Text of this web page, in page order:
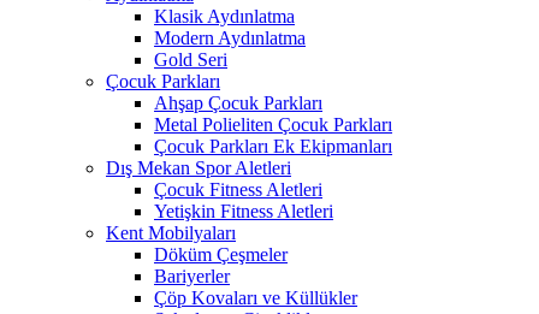
Klasik Aydınlatma
Modern Aydınlatma
Gold Seri
Çocuk Parkları
Ahşap Çocuk Parkları
Metal Polieliten Çocuk Parkları
Çocuk Parkları Ek Ekipmanları
Dış Mekan Spor Aletleri
Çocuk Fitness Aletleri
Yetişkin Fitness Aletleri
Kent Mobilyaları
Döküm Çeşmeler
Bariyerler
Çöp Kovaları ve Küllükler